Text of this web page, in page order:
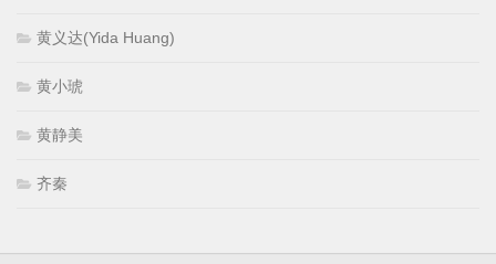
黄义达(Yida Huang)
黄小琥
黄静美
齐秦